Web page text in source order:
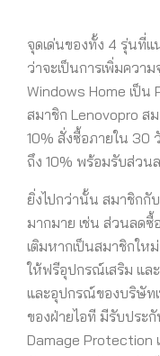
จุดเด่นของทั้ง 4 รุ่นที่แ
ว่าจะเป็นการเพิ่มควา
Windows Home เป็น
สมาชิก Lenovopro ส
10% สั่งซื้อภายใน 30
ถึง 10% พร้อมรับส่วน
ยิ่งไปกว่านั้น สมาชิกกั
มากมาย เช่น ส่วนลดซื้
เติมหากเป็นสมาชิกใ
ให้ฟรีอุปกรณ์เสริม แล
และอุปกรณ์ของบริษัท
ของฝ่ายไอที มีรับประ
Damage Protection